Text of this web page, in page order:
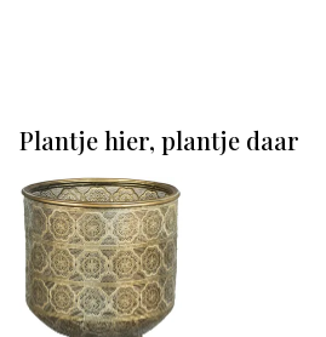
Plantje hier, plantje daar